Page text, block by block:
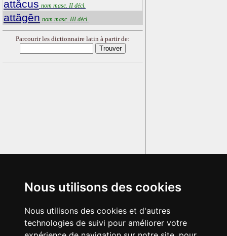
Nous utilisons des cookies
Nous utilisons des cookies et d'autres
technologies de suivi pour améliorer votre
attăcus nom masc. II décl.
attăgēn nom masc. III décl.
Parcourir les dictionnaire latin à partir de: